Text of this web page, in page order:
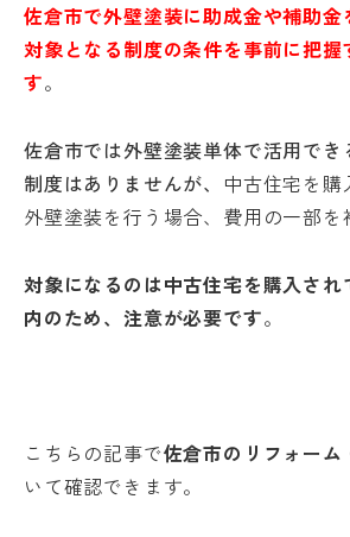
佐倉市で外壁塗装に助成金や補助金
対象となる制度の条件を事前に把
す。
佐倉市では外壁塗装単体で活用で
制度はありませんが、 中古住宅を
外壁塗装を行う場合、費用の一部を
対象になるのは中古住宅を購入され
内のため、注意が必要です。
こちらの記事で佐倉市のリフォーム
いて確認できます。